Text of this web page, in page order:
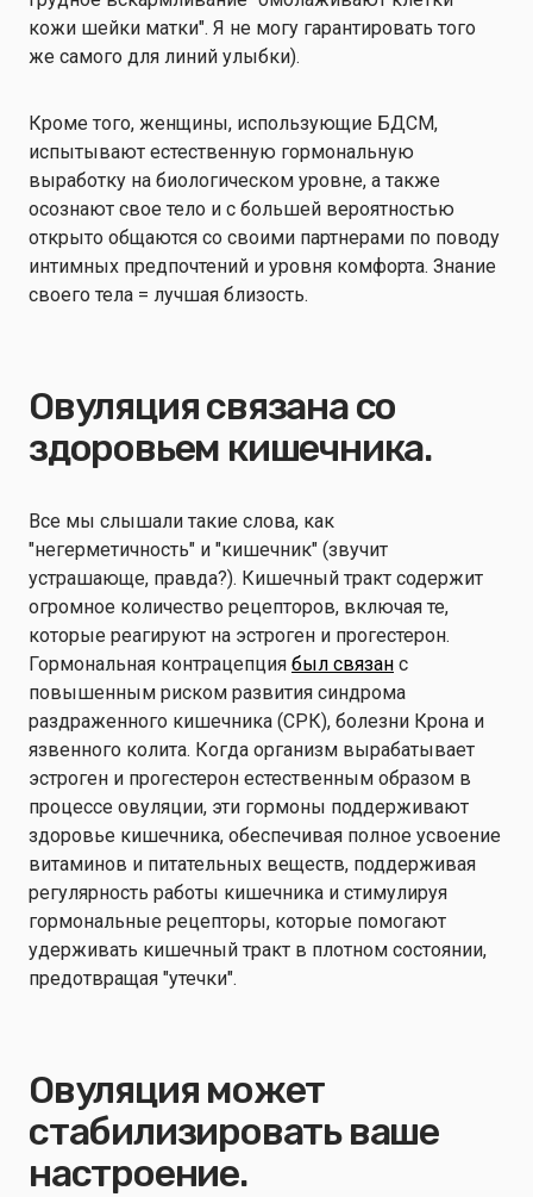
кожи шейки матки". Я не могу гарантировать того
же самого для линий улыбки).
Кроме того, женщины, использующие БДСМ,
испытывают естественную гормональную
выработку на биологическом уровне, а также
осознают свое тело и с большей вероятностью
открыто общаются со своими партнерами по поводу
интимных предпочтений и уровня комфорта. Знание
своего тела = лучшая близость.
Овуляция связана со
здоровьем кишечника.
Все мы слышали такие слова, как
"негерметичность" и "кишечник" (звучит
устрашающе, правда?). Кишечный тракт содержит
огромное количество рецепторов, включая те,
которые реагируют на эстроген и прогестерон.
Гормональная контрацепция был связан с
повышенным риском развития синдрома
раздраженного кишечника (СРК), болезни Крона и
язвенного колита. Когда организм вырабатывает
эстроген и прогестерон естественным образом в
процессе овуляции, эти гормоны поддерживают
здоровье кишечника, обеспечивая полное усвоение
витаминов и питательных веществ, поддерживая
регулярность работы кишечника и стимулируя
гормональные рецепторы, которые помогают
удерживать кишечный тракт в плотном состоянии,
предотвращая "утечки".
Овуляция может
стабилизировать ваше
настроение.